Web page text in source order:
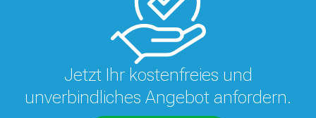
Jetzt Ihr kostenfreies und
unverbindliches Angebot anfordern.